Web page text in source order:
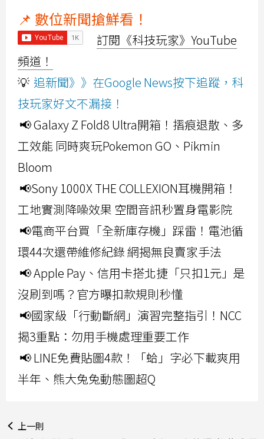
📌 數位新聞搶鮮看！
訂閱《科技玩家》YouTube
頻道！
💡 追新聞》》在Google News按下追蹤，科
技玩家好文不漏接！
📢 Galaxy Z Fold8 Ultra開箱！摺痕退散、多
工效能 同時爽玩Pokemon GO、Pikmin
Bloom
📢Sony 1000X THE COLLEXION耳機開箱！
工地實測降噪效果 空間音訊秒置身電影院
📢電商平台買「全新庫存機」踩雷！電池循
環44次還帶維修紀錄 網揭無良賣家手法
📢 Apple Pay、信用卡搭北捷「只扣1元」是
沒刷到嗎？官方曝扣款規則秒懂
📢國家級「行動斷網」演習完整指引！NCC
揭3重點：勿用手機處理重要工作
📢 LINE免費貼圖4款！「蛤」字必下載爽用
半年、熊大兔兔動態圖超Q
上一則